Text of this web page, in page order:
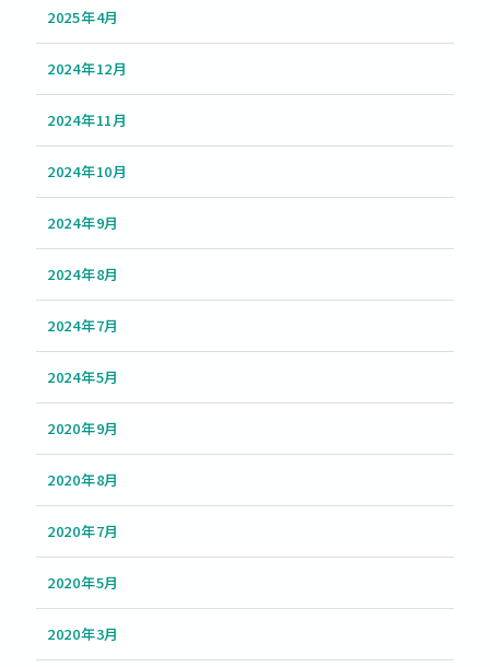
2025年4月
2024年12月
2024年11月
2024年10月
2024年9月
2024年8月
2024年7月
2024年5月
2020年9月
2020年8月
2020年7月
2020年5月
2020年3月